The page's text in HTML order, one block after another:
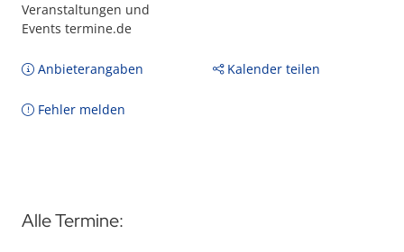
Veranstaltungen und
Events termine.de
Anbieterangaben Kalender teilen
Fehler melden
Alle Termine: